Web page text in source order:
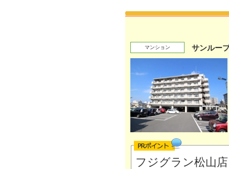
マンション サンルー
フジグラン松山